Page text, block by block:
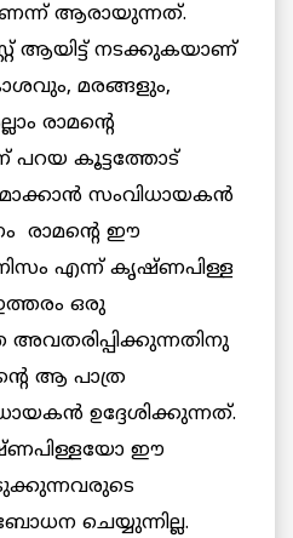
ആരായുന്നത്.
ആയിട്ട് നടക്കുകയാണ്
മരങ്ങളും,
രാമന്റെ
പറയ കൂട്ടത്തോട്
സംവിധായകന്‍
രാമന്റെ ഈ
എന്ന് കൃഷ്ണപിള്ള
ഒരു
അവതരിപ്പിക്കുന്നതിനു
ആ പാത്ര
ഉദ്ദേശിക്കുന്നത്.
ഈ
ചെയ്യുന്നില്ല.